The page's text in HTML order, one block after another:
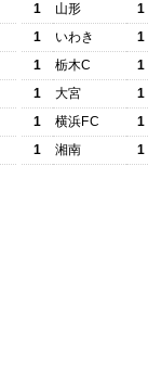
1
山形
1
1
いわき
1
1
栃木C
1
1
大宮
1
1
横浜FC
1
1
湘南 1